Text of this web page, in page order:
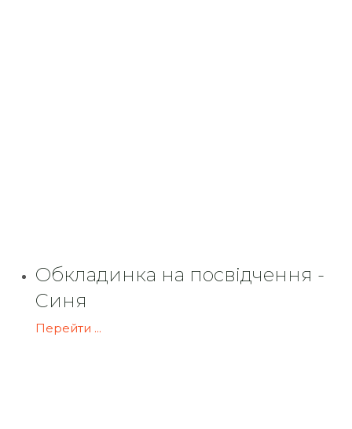
Обкладинка на посвідчення -
Синя
Перейти ...